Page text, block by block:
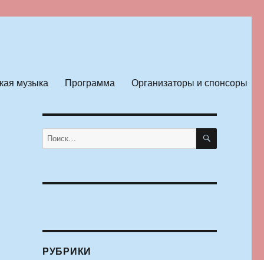
музыка Программа Организаторы и спонсоры
Искать: ПОИСК
РУБРИКИ